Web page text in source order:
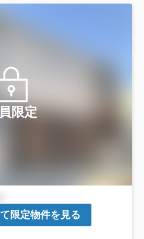
限定
限定物件を見る